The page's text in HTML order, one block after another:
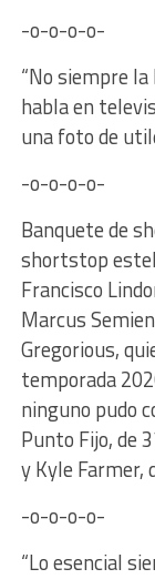
-o-o-o-o-
“No siempre
habla en
una foto de
-o-o-o-o-
Banquete de
shortstop
Francisco
Marcus
Gregorious,
temporada
ninguno pudo
Punto Fijo, de
y Kyle
-o-o-o-o-
“Lo esencial